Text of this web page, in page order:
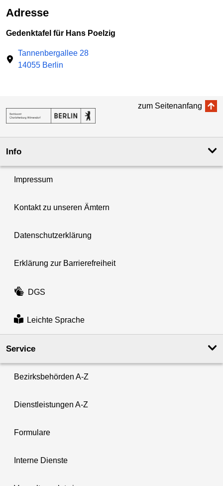
Adresse
Gedenktafel für Hans Poelzig
Tannenbergallee 28
14055 Berlin
zum Seitenanfang
Info
Impressum
Kontakt zu unseren Ämtern
Datenschutzerklärung
Erklärung zur Barrierefreiheit
DGS
Leichte Sprache
Service
Bezirksbehörden A-Z
Dienstleistungen A-Z
Formulare
Interne Dienste